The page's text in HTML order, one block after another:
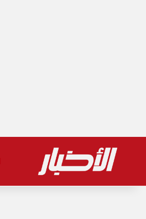
أخر المستجدات